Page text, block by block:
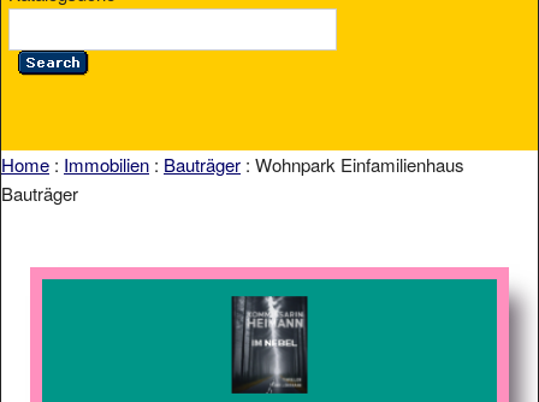
Home : Immobilien : Bauträger : Wohnpark Einfamilienhaus
Bauträger